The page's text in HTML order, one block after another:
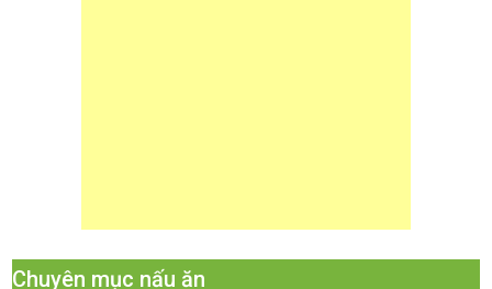
Chuyên mục nấu ăn